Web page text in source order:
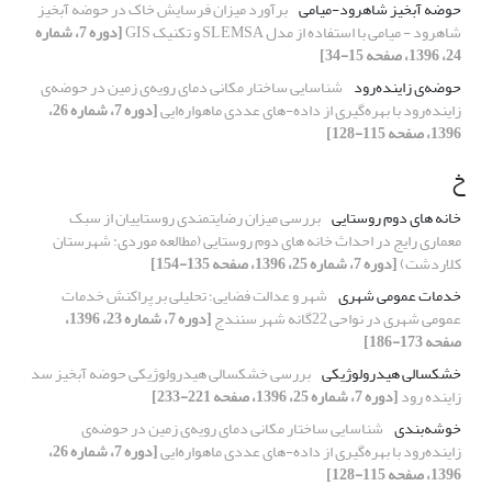
حوضه آبخیز شاهرود-میامی برآورد میزان فرسایش خاک در حوضه آبخیز
شاهرود - میامی با استفاده از مدل SLEMSA و تکنیک GIS [دوره 7، شماره
24، 1396، صفحه 15-34]
حوضه‌ی زاینده‌رود شناسایی ساختار مکانی دمای رویه‌ی زمین در حوضه‌ی
زاینده‌رود با بهره‌گیری از داده-های عددی ماهواره‌ایی [دوره 7، شماره 26،
1396، صفحه 115-128]
خ
خانه های دوم روستایی بررسی میزان رضایتمندی روستاییان از سبک
معماری رایج در احداث خانه های دوم روستایی (مطالعه موردی: شهرستان
کلاردشت)[دوره 7، شماره 25، 1396، صفحه 135-154]
خدمات عمومی شهری شهر و عدالت فضایی؛ تحلیلی بر پراکنش خدمات
عمومی شهری در نواحی 22گانه شهر سنندج [دوره 7، شماره 23، 1396،
صفحه 173-186]
خشکسالی هیدرولوژیکی بررسی خشکسالی هیدرولوژیکی حوضه آبخیز سد
زاینده رود[دوره 7، شماره 25، 1396، صفحه 221-233]
خوشه‌بندی شناسایی ساختار مکانی دمای رویه‌ی زمین در حوضه‌ی
زاینده‌رود با بهره‌گیری از داده-های عددی ماهواره‌ایی [دوره 7، شماره 26،
1396، صفحه 115-128]